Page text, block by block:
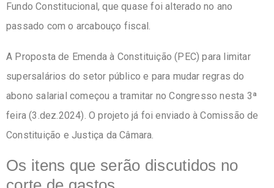
Fundo Constitucional, que quase foi alterado no ano
passado com o arcabouço fiscal.
A Proposta de Emenda à Constituição (PEC) para limitar
supersalários do setor público e para mudar regras do
abono salarial começou a tramitar no Congresso nesta 3ª
feira (3.dez.2024). O projeto já foi enviado à Comissão de
Constituição e Justiça da Câmara.
Os itens que serão discutidos no